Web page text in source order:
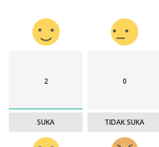
2
SUKA
0
TIDAK SUKA